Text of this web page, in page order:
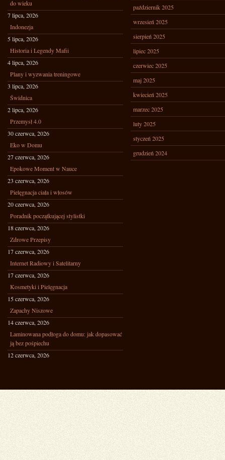
do wieku
7 lipca, 2026
Indonezja
5 lipca, 2026
Historia i Legendy Mafii
4 lipca, 2026
Plany i wyzwania treningowe
3 lipca, 2026
Świdnica
2 lipca, 2026
Przemysł 4.0
30 czerwca, 2026
Eko w Domu
27 czerwca, 2026
Epokowe Moment w Nauce
23 czerwca, 2026
Pielęgnacja ciała i włosów
20 czerwca, 2026
Poradnik początkującej stylistki
18 czerwca, 2026
Zdrowe Przepisy
17 czerwca, 2026
Internet Radiowy i Satelitarny
17 czerwca, 2026
Kosmetyki i Pielęgnacja
15 czerwca, 2026
Zapachy Niszowe
14 czerwca, 2026
Laminowana podłoga do domu: jak dopasować
ją bez pośpiechu
12 czerwca, 2026
październik 2025
wrzesień 2025
sierpień 2025
lipiec 2025
czerwiec 2025
maj 2025
kwiecień 2025
marzec 2025
luty 2025
styczeń 2025
grudzień 2024